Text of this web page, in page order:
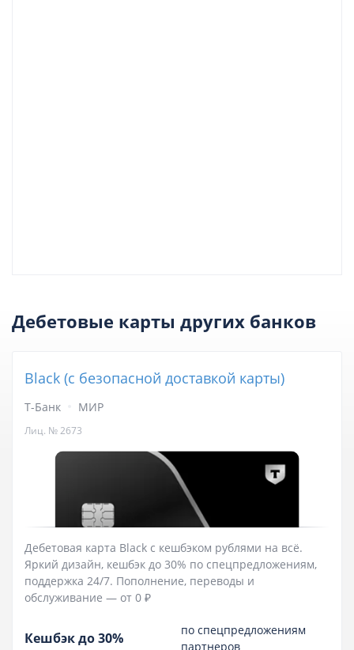
Дебетовые карты других банков
Black (с безопасной доставкой карты)
Т-Банк МИР
Лиц. № 2673
Дебетовая карта Black c кешбэком рублями на всё.
Яркий дизайн, кешбэк до 30% по спецпредложениям,
поддержка 24/7. Пополнение, переводы и
обслуживание — от 0 ₽
Кешбэк до 30%
по спецпредложениям
партнеров